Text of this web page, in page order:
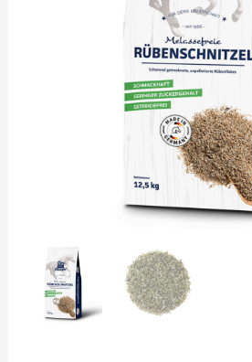
€26.95.